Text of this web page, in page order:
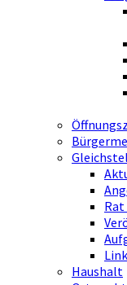
Haushalt